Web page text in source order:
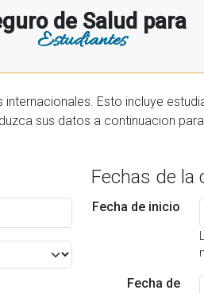
de Salud para
Estudiantes
internactionales en los EE.UU. y tambien
Fechas de la
Fecha de inicio
Fecha de